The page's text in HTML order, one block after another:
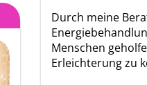
Durch meine
Menschen
Erleichterung zu